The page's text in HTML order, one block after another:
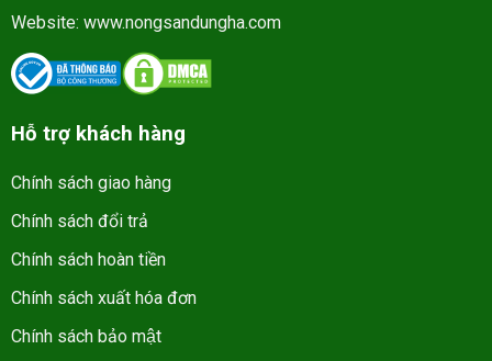
Website: www.nongsandungha.com
Hỗ trợ khách hàng
Chính sách giao hàng
Chính sách đổi trả
Chính sách hoàn tiền
Chính sách xuất hóa đơn
Chính sách bảo mật